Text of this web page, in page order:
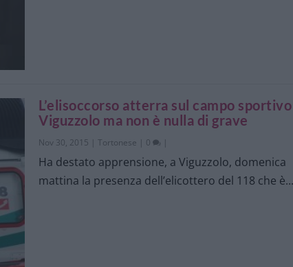
L’elisoccorso atterra sul campo
Viguzzolo ma non è nulla di grave
Nov 30, 2015 Tortonese 0
Ha destato apprensione, a Viguzzolo, domenica
mattina la presenza dell’elicottero del 118 che è...